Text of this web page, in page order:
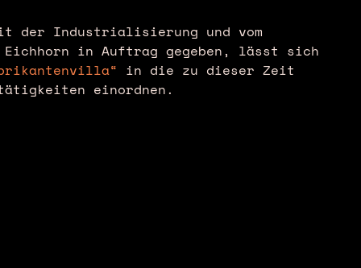
der Industrialisierung und vom
in Auftrag gegeben, lässt sich
in die zu dieser Zeit
einordnen.